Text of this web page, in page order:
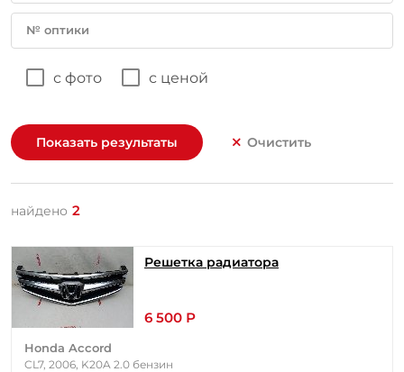
№ оптики
с фото с ценой
Показать результаты Очистить
найдено 2
Решетка радиатора
6 500 Р
Honda Accord
CL7, 2006, K20A 2.0 бензин